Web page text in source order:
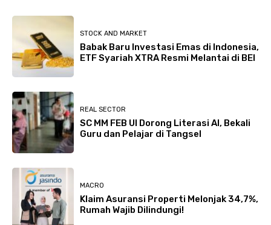
STOCK AND MARKET
Babak Baru Investasi Emas di Indonesia,
ETF Syariah XTRA Resmi Melantai di BEI
REAL SECTOR
SC MM FEB UI Dorong Literasi AI, Bekali
Guru dan Pelajar di Tangsel
MACRO
Klaim Asuransi Properti Melonjak 34,7%,
Rumah Wajib Dilindungi!